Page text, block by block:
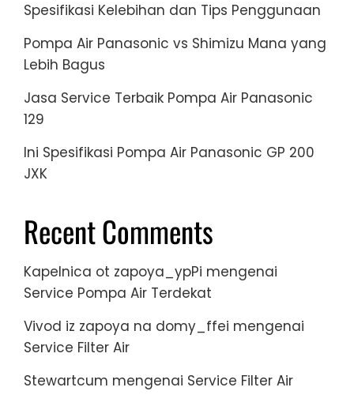
Spesifikasi Kelebihan dan Tips Penggunaan
Pompa Air Panasonic vs Shimizu Mana yang
Lebih Bagus
Jasa Service Terbaik Pompa Air Panasonic
129
Ini Spesifikasi Pompa Air Panasonic GP 200
JXK
Recent Comments
Kapelnica ot zapoya_ypPi mengenai
Service Pompa Air Terdekat
Vivod iz zapoya na domy_ffei mengenai
Service Filter Air
Stewartcum mengenai Service Filter Air